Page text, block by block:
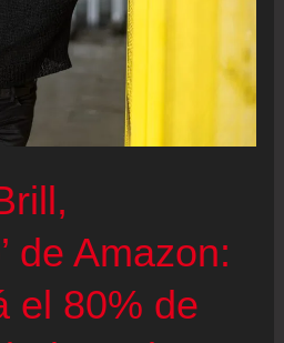
de Amazon:
el 80% de